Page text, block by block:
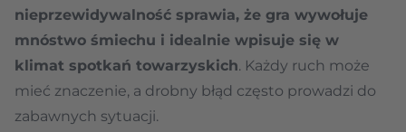
nieprzewidywalność sprawia, że gra wywołuje
mnóstwo śmiechu i idealnie wpisuje się w
klimat spotkań towarzyskich. Każdy ruch może
mieć znaczenie, a drobny błąd często prowadzi do
zabawnych sytuacji.